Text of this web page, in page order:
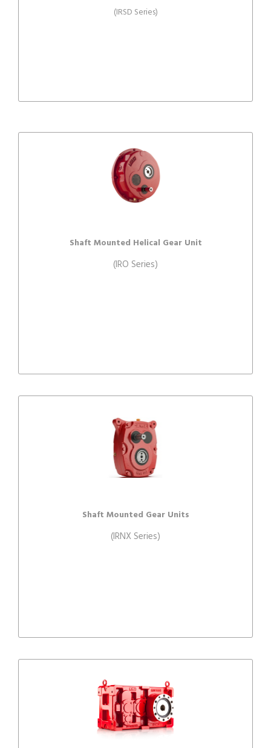
(IRSD Series)
Shaft Mounted Helical Gear Unit
(IRO Series)
Shaft Mounted Gear Units
(IRNX Series)